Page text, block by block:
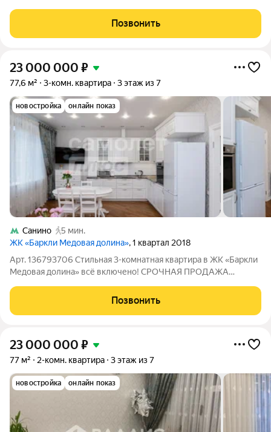
7-этажного монолитного дома 2018 года постройки. Общая
Позвонить
23 000 000 ₽
77,6 м² 3-комн. квартира 3 этаж из 7
новостройка онлайн показ
Санино
5 мин.
ЖК «Баркли Медовая долина», 1 квартал 2018
Арт. 136793706 Стильная 3-комнатная квартира в ЖК «Баркли
Медовая долина» всё включено! СРОЧНАЯ ПРОДАЖА
потолки 2,9 м Светлая планировка: кухня-гостиная 25 м + 2
изолированные комнаты Современный
Позвонить
23 000 000 ₽
77 м² 2-комн. квартира 3 этаж из 7
новостройка онлайн показ